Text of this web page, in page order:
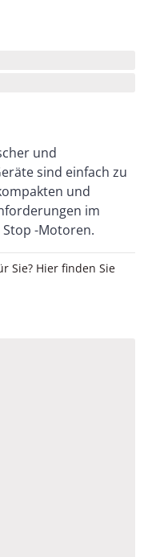
und
sind einfach zu
und
im
-Motoren.
Sie? Hier finden Sie